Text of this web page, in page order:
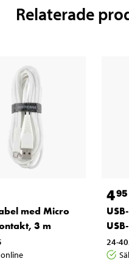
Relaterade
med Micro
3 m
online
495
24-